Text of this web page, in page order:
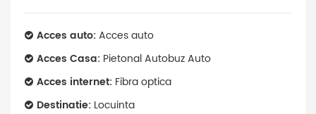
Acces auto:Acces auto
Acces Casa: Pietonal Autobuz Auto
Acces internet: Fibra optica
Destinatie: Locuinta